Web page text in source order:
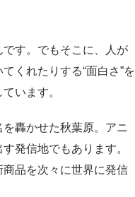
です。でもそこに、人が
くれたりする“面白さ”を
います。
轟かせた秋葉原。アニ
発信地でもあります。
品を次々に世界に発信